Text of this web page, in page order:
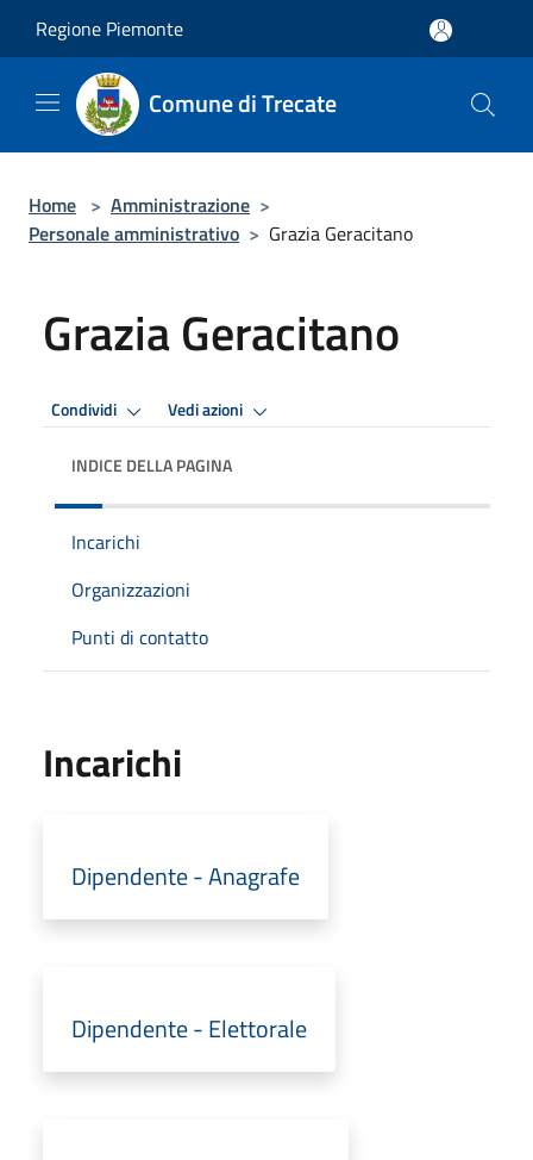
Regione Piemonte
Comune di Trecate
Home > Amministrazione >
Personale amministrativo > Grazia Geracitano
Grazia Geracitano
Condividi Vedi azioni
INDICE DELLA PAGINA
Incarichi
Organizzazioni
Punti di contatto
Incarichi
Dipendente - Anagrafe
Dipendente - Elettorale